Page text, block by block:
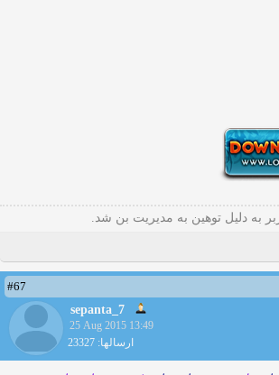
به دلیل توهین به مدیریت بن شد.
#67
sepanta_7
25 Aug 2015 13:49
ارسالها: 23327